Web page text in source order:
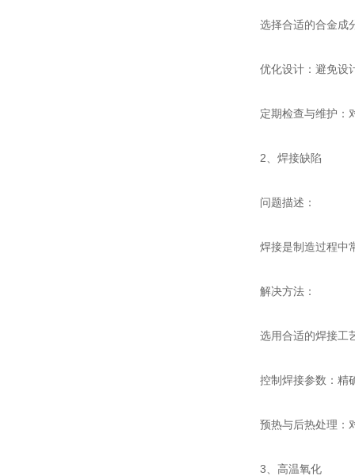
选择合适的合金成分
优化设计：避免设计
定期检查与维护：对
2、焊接缺陷
问题描述：
焊接是制造过程中常
解决方法：
选用合适的焊接工艺
控制焊接参数：精确
预热与后热处理：对
3、高温氧化